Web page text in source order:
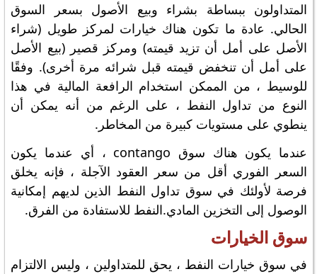
المتداولون ببساطة بشراء وبيع الأصول بسعر السوق
الحالي. عادة ما تكون هناك خيارات لمركز طويل (شراء
الأصل على أمل أن تزيد قيمته) ومركز قصير (بيع الأصل
على أمل أن تنخفض قيمته قبل شرائه مرة أخرى). وفقًا
للوسيط ، من الممكن استخدام الرافعة المالية في هذا
النوع من تداول النفط ، على الرغم من أنه يمكن أن
ينطوي على مستويات كبيرة من المخاطر.
عندما يكون هناك سوق contango ، أي عندما يكون
السعر الفوري أقل من سعر العقود الآجلة ، فإنه يخلق
فرصة لأولئك في سوق تداول النفط الذين لديهم إمكانية
الوصول إلى التخزين المادي.النفط للاستفادة من الفرق.
سوق الخيارات
في سوق خيارات النفط ، يحق للمتداولين ، وليس الالتزام